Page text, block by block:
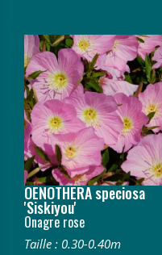
OENOTHERA speciosa
'Siskiyou'
Onagre rose
Taille : 0.30-0.40m